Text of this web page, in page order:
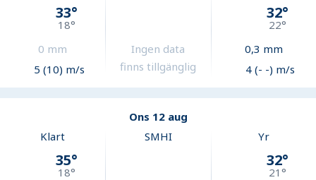
33°
18°
0 mm
5 (10) m/s
Ingen data
finns tillgänglig
32°
22°
0,3 mm
4 (- -) m/s
Ons 12 aug
Klart
35°
18°
SMHI Yr
32°
21°